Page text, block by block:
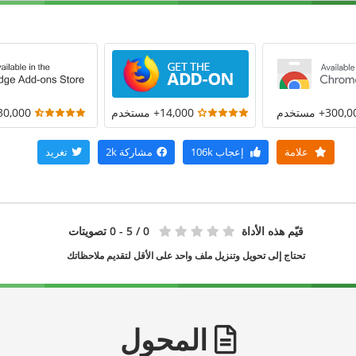
مستخدم 14,000+ مستخدم 30,000+
علامة إعجاب مشاركة 2k تغريد
قيّم هذه الأداة 0 / 5 - 0 تصويتات
تحتاج إلى تحويل وتنزيل ملف واحد على الأقل لتقديم ملاحظاتك
المحول